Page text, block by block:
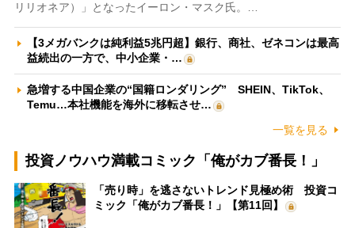
リリオネア）」となったイーロン・マスク氏。…
【3メガバンクは純利益5兆円超】銀行、商社、ゼネコンは最高
益続出の一方で、中小企業・…
急増する中国企業の“国籍ロンダリング” SHEIN、TikTok、
Temu…本社機能を海外に移転させ…
一覧を見る
投資ノウハウ満載コミック「俺がカブ番長！」
「売り時」を逃さないトレンド見極め術 投資コ
ミック「俺がカブ番長！」【第11回】